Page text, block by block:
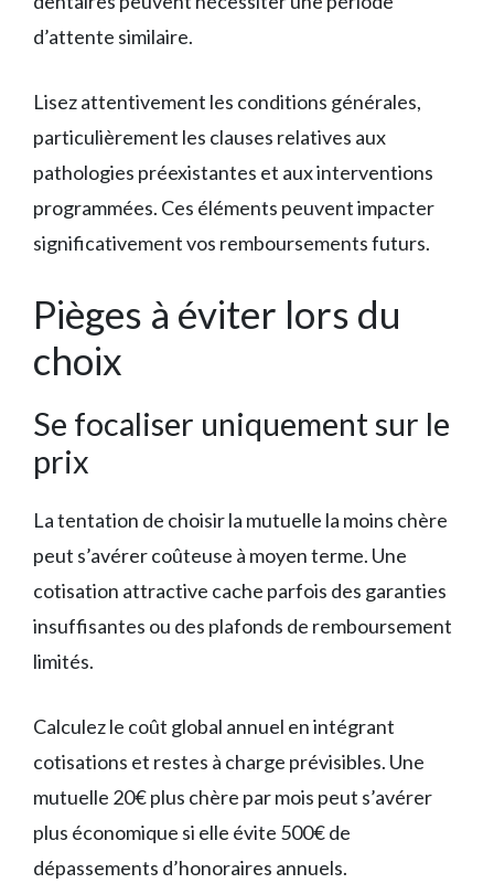
d’attente similaire.
Lisez attentivement les conditions générales,
particulièrement les clauses relatives aux
pathologies préexistantes et aux interventions
programmées. Ces éléments peuvent impacter
significativement vos remboursements futurs.
Pièges à éviter lors du
choix
Se focaliser uniquement sur le
prix
La tentation de choisir la mutuelle la moins chère
peut s’avérer coûteuse à moyen terme. Une
cotisation attractive cache parfois des garanties
insuffisantes ou des plafonds de remboursement
limités.
Calculez le coût global annuel en intégrant
cotisations et restes à charge prévisibles. Une
mutuelle 20€ plus chère par mois peut s’avérer
plus économique si elle évite 500€ de
dépassements d’honoraires annuels.